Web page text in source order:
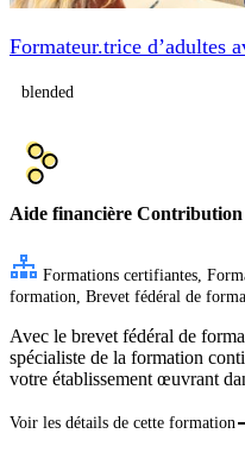
Formateur.trice d’adultes
blended
Aide financière
Formations certifiantes,
formation, Brevet fédéral de
Avec le brevet fédéral de
spécialiste de la formation
votre établissement œuvrant
Voir les détails de cette formation